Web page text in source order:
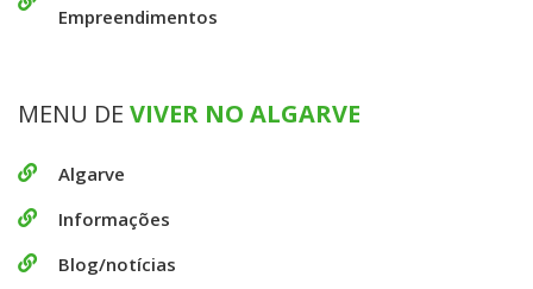
Empreendimentos
MENU DE VIVER NO ALGARVE
Algarve
Informações
Blog/notícias